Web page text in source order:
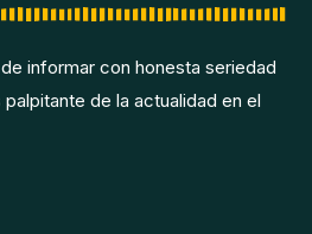
informar con honesta seriedad
de la actualidad en el